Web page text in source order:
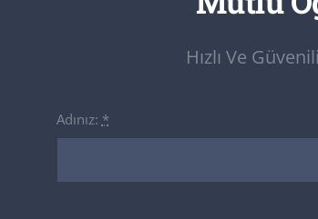
Hızlı Ve
Adınız: *